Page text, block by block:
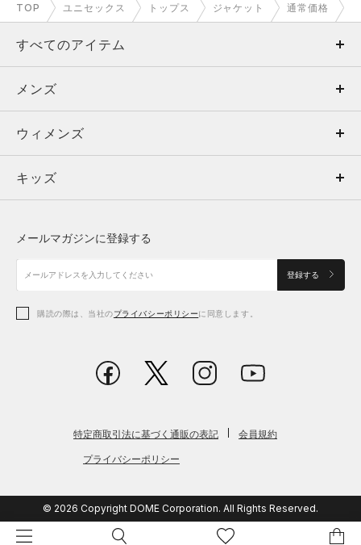
TOP ユニセックス トップス ジャケット 通常価格
すべてのアイテム
メンズ
ウィメンズ
キッズ
アクセサリー
メンズ
トップス
ボトムス
アクセサリー
ウィメンズ
トップス
シューズ
アクセサリー
キッズ
シューズ
メールマガジンに登録する
登録する
購読の際は、当社のプライバシーポリシーに同意します。
特定商取引法に基づく通販の表記 会員規約
プライバシーポリシー
© 2026 Copyright DOME Corporation. All Rights Reserved.